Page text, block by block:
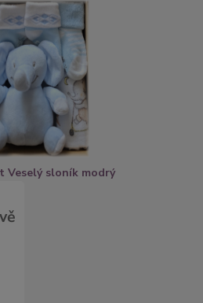
Veselý sloník modrý